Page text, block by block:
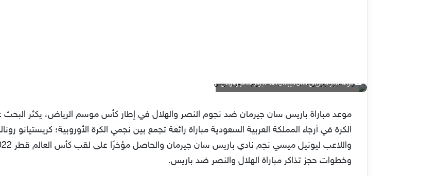
موعد مباراة باريس سان جيرمان ضد نجوم النصر والهلال
موعد مباراة باريس سان جيرمان ضد نجوم النصر والهلال في إطار كأس موسم الرياض، يكثر
الكرة في أرجاء المملكة العربية السعودية مباراة رائعة تجمع بين نجمي الكرة الأوروبية؛ كريستيانو
وخطوات حجز تذاكر مباراة الهلال والنصر ضد باريس.